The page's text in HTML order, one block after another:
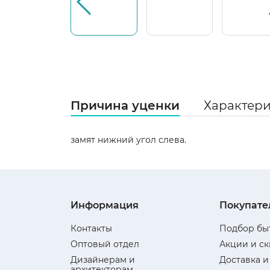
Причина уценки
замят нижний угол слева.
Информация
Контакты
Оптовый отдел
Дизайнерам и
Подбор
Акции и
Доставка